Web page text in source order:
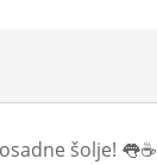
šolje! 👅☕